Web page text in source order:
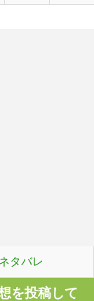
ネタバレ
を投稿して